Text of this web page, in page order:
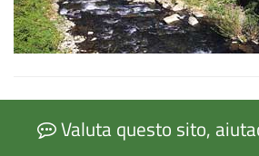
Valuta questo sito,